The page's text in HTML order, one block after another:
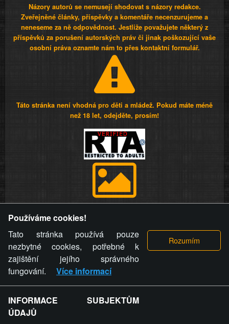
Názory autorů se nemusejí shodovat s názory redakce.
Zveřejněné články, příspěvky a komentáře necenzurujeme a
neneseme za ně odpovědnost. Jestliže považujete některý z
příspěvků za porušení autorských práv či jinak poškozující vaše
osobní práva oznamte nám to přes kontaktní formulář.
Táto stránka není vhodná pro děti a mládež. Pokud máte méně
než 18 let, odejděte, prosím!
videa a komentáře. Osoba, které se toto opatření provozovatele
stránky týče, ani osoba, která umístila fotografii nebo video na
stránku, nemůže z důvodu odstranění fotografie, videa nebo
komentáře pro výše uvedenou okolnost uplatnit vůči
provozovateli stránky žádný nárok na náhradu škody nebo
nemajetkové újmy.
ZVRÁCENÝ.CZ - Svět není zvrácenej. To jen
Používáme cookies!
Tato stránka používá pouze
nezbytné cookies, potřebné k
zajištění jejího správného
fungování.
Více informací
INFORMACE SUBJEKTŮM
ÚDAJŮ